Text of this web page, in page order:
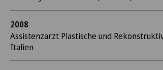
2008
Assistenzarzt Plastische und
Italien